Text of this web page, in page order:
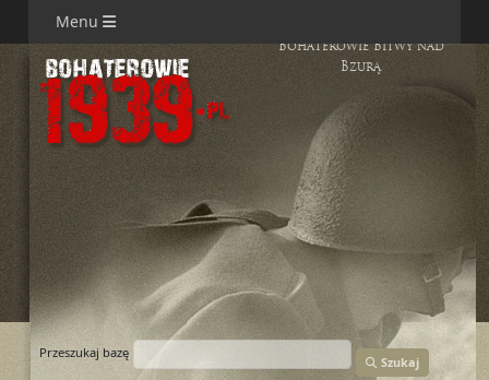
Menu
Bohaterowie Bitwy nad
Bzurą
Przeszukaj bazę
Szukaj